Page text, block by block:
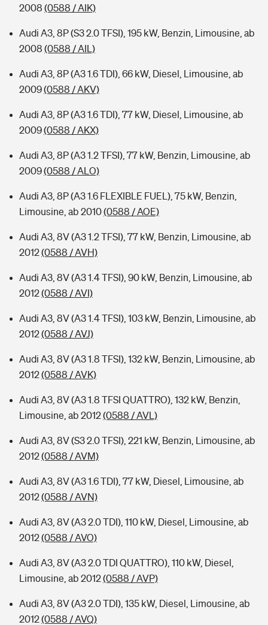
2008 (0588 / AIK)
Audi A3, 8P (S3 2.0 TFSI), 195 kW, Benzin, Limousine, ab
2008 (0588 / AIL)
Audi A3, 8P (A3 1.6 TDI), 66 kW, Diesel, Limousine, ab
2009(0588 / AKV)
Audi A3, 8P (A3 1.6 TDI), 77 kW, Diesel, Limousine, ab
2009(0588 / AKX)
Audi A3, 8P (A3 1.2 TFSI), 77 kW, Benzin, Limousine, ab
2009(0588 / ALO)
Audi A3, 8P (A3 1.6 FLEXIBLE FUEL), 75 kW, Benzin,
Limousine, ab 2010(0588 / AOE)
Audi A3, 8V (A3 1.2 TFSI), 77 kW, Benzin, Limousine, ab
2012(0588 / AVH)
Audi A3, 8V (A3 1.4 TFSI), 90 kW, Benzin, Limousine, ab
2012(0588 / AVI)
Audi A3, 8V (A3 1.4 TFSI), 103 kW, Benzin, Limousine, ab
2012(0588 / AVJ)
Audi A3, 8V (A3 1.8 TFSI), 132 kW, Benzin, Limousine, ab
2012(0588 / AVK)
Audi A3, 8V (A3 1.8 TFSI QUATTRO), 132 kW, Benzin,
Limousine, ab 2012(0588 / AVL)
Audi A3, 8V (S3 2.0 TFSI), 221 kW, Benzin, Limousine, ab
2012(0588 / AVM)
Audi A3, 8V (A3 1.6 TDI), 77 kW, Diesel, Limousine, ab
2012(0588 / AVN)
Audi A3, 8V (A3 2.0 TDI), 110 kW, Diesel, Limousine, ab
2012(0588 / AVO)
Audi A3, 8V (A3 2.0 TDI QUATTRO), 110 kW, Diesel,
Limousine, ab 2012(0588 / AVP)
Audi A3, 8V (A3 2.0 TDI), 135 kW, Diesel, Limousine, ab
2012(0588 / AVQ)